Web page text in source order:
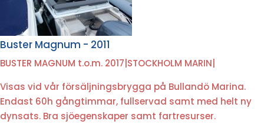
Buster Magnum - 2011
BUSTER MAGNUM t.o.m. 2017 STOCKHOLM MARIN
Visas vid vår försäljningsbrygga på Bullandö Marina.
Endast 60h gångtimmar, fullservad samt med helt ny
dynsats. Bra sjöegenskaper samt fartresurser.